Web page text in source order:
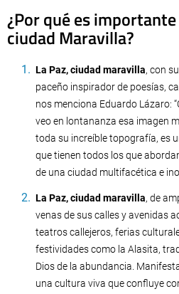
¿Por qué es
ciudad Maravilla?
La Paz, ciudad maravilla, con su
paceño inspirador de poesías,
nos menciona Eduardo Lázaro:
veo en lontananza esa imagen
toda su increíble topografía, es
que tienen todos los que
de una ciudad multifacética e
La Paz, ciudad maravilla, de
venas de sus calles y avenidas
teatros callejeros, ferias
festividades como la Alasita,
Dios de la abundancia.
una cultura viva que confluye